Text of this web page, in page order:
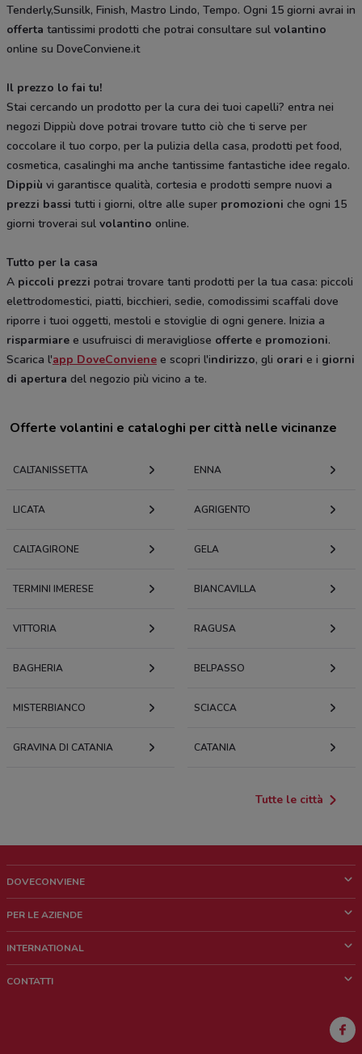
Tenderly,Sunsilk, Finish, Mastro Lindo, Tempo. Ogni 15 giorni avrai in
offerta tantissimi prodotti che potrai consultare sul volantino
online su DoveConviene.it
Il prezzo lo fai tu!
Stai cercando un prodotto per la cura dei tuoi capelli? entra nei
negozi Dippiù dove potrai trovare tutto ciò che ti serve per
coccolare il tuo corpo, per la pulizia della casa, prodotti pet food,
cosmetica, casalinghi ma anche tantissime fantastiche idee regalo.
Dippiù vi garantisce qualità, cortesia e prodotti sempre nuovi a
prezzi bassi tutti i giorni, oltre alle super promozioni che ogni 15
giorni troverai sul volantino online.
Tutto per la casa
A piccoli prezzi potrai trovare tanti prodotti per la tua casa: piccoli
elettrodomestici, piatti, bicchieri, sedie, comodissimi scaffali dove
riporre i tuoi oggetti, mestoli e stoviglie di ogni genere. Inizia a
risparmiare e usufruisci di meravigliose offerte e promozioni.
Scarica l'app DoveConviene e scopri l'indirizzo, gli orari e i giorni
di apertura del negozio più vicino a te.
Offerte volantini e cataloghi per città nelle vicinanze
CALTANISSETTA ENNA
LICATA AGRIGENTO
CALTAGIRONE GELA
TERMINI IMERESE BIANCAVILLA
VITTORIA RAGUSA
BAGHERIA BELPASSO
MISTERBIANCO SCIACCA
GRAVINA DI CATANIA CATANIA
Tutte le città
DOVECONVIENE
Chi siamo
Lavora con noi
PER LE AZIENDE
Richieste commerciali e marketing
INTERNATIONAL
CONTATTI